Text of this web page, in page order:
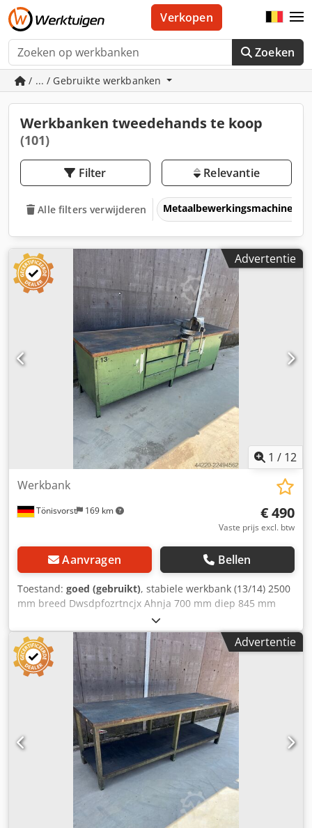
Zoeken
Verkopen
/ ... / Gebruikte werkbanken
Werkbanken tweedehands te koop
(101)
Filter Relevantie
Alle filters verwijderen Metaalbewerkingsmachines
Advertentie
1 / 12
Tönisvorst 169 km
Werkbank
€ 490
Vaste prijs excl. btw
Aanvragen Bellen
Toestand: goed (gebruikt), stabiele werkbank (13/14) 2500
mm breed Dwsdpfozrtncjx Ahnja 700 mm diep 845 mm
hoog Bankschroef: bekbreedte 150 mm in hoogte
verstelbaar
Advertentie